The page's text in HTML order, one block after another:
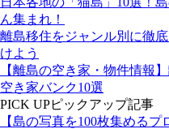
ん集まれ！
離島移住をジャンル別に徹
けよう
【離島の空き家・物件情報
空き家バンク10選
PICK UPピックアップ記事
【島の写真を100枚集める